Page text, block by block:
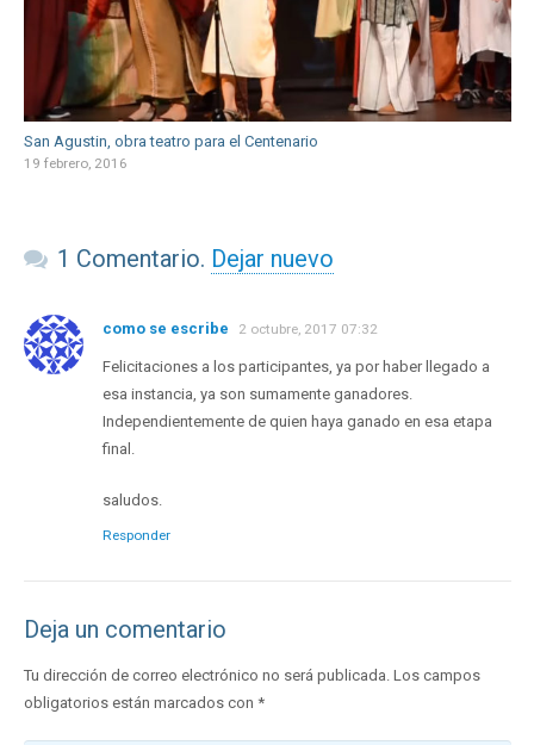
San Agustin, obra teatro para el Centenario
19 febrero, 2016
1 Comentario. Dejar nuevo
como se escribe 2 octubre, 2017 07:32
Felicitaciones a los participantes, ya por haber llegado a
esa instancia, ya son sumamente ganadores.
Independientemente de quien haya ganado en esa etapa
final.
saludos.
Responder
Deja un comentario
Tu dirección de correo electrónico no será publicada.Los campos
obligatorios están marcados con *